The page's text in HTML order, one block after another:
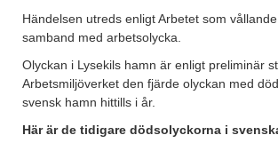
Händelsen utreds enligt Arbetet som
samband med arbetsolycka.
Olyckan i Lysekils hamn är enligt preliminär
Arbetsmiljöverket den fjärde olyckan med
svensk hamn hittills i år.
Här är de tidigare dödsolyckorna i